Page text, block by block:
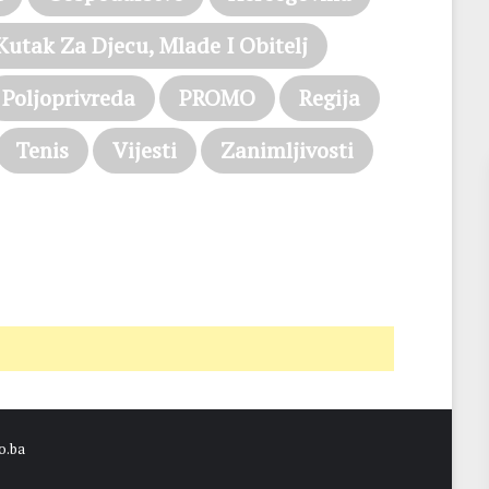
Za Djecu, Mlade I Obitelj
Poljoprivreda PROMO
Regija
Tenis Vijesti
Zanimljivosti